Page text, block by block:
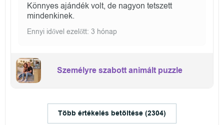
Könnyes ajándék volt, de nagyon tetszett
mindenkinek.
Ennyi idővel ezelőtt: 3 hónap
Személyre szabott animált puzzle
Több értékelés betöltése (2304)